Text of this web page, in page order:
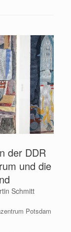
der DDR
und die
Schmitt
Potsdam